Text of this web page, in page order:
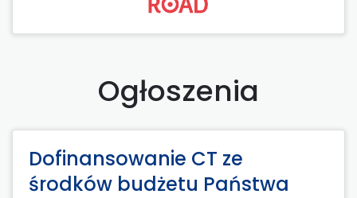
Ogłoszenia
Dofinansowanie CT ze
środków budżetu Państwa